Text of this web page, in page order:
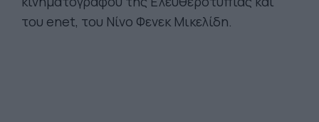
του enet, του Νίνο Φενεκ Μικελίδη.